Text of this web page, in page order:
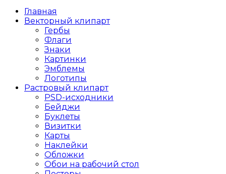
Главная
Векторный клипарт
Гербы
Флаги
Знаки
Картинки
Эмблемы
Логотипы
Растровый клипарт
PSD-исходники
Бейджи
Буклеты
Визитки
Карты
Наклейки
Обложки
Обои на рабочий стол